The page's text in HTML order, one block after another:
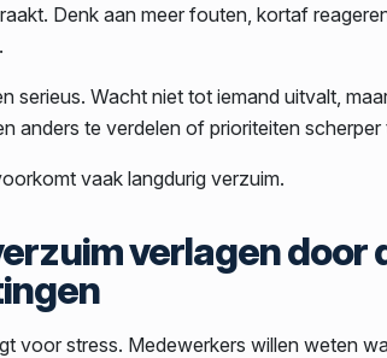
Denk aan meer fouten, kortaf
serieus. Wacht niet tot iemand uitvalt,
anders te verdelen of prioriteiten scherper
vaak langdurig verzuim.
verlagen door
voor stress. Medewerkers willen weten